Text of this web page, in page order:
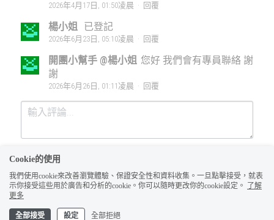
2026年4月17日, 01:50凌晨 · 回覆
楊小姐 已登記
2026年6月23日, 05:10凌晨 · 回覆
開團小幫手 @楊小姐 您好 我們會有專員聯絡 謝
謝
2026年6月26日, 01:11凌晨 · 回覆
Cookie的使用
我們使用cookie來改善瀏覽體驗、保證安全性和資料收集。一旦點擊接受，就表
示你接受這些用於廣告和分析的cookie。你可以隨時更改你的cookie設定。
了解
更多
全部接受 設定 全部拒絕